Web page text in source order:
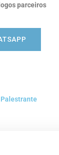
parceiros
Palestrante